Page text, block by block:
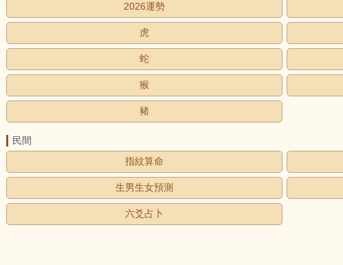
2026運勢
虎
蛇
猴
豬
民間
指紋算命
生男生女預測
六爻占卜